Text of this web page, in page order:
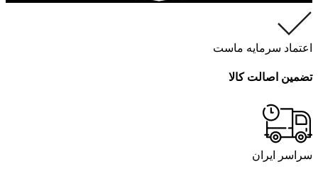
اعتماد سرمایه ماست
تضمین اصالت کالا
سراسر ایران